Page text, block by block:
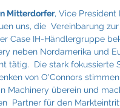
FIABCI
Data
Mitterdorfer, Vice President
uns, die  Vereinbarung
Case IH-Händlergruppe
neben Nordamerika und
tätig.  Die stark fokussierte
von O'Connors
Machinery überein und
Partner für den